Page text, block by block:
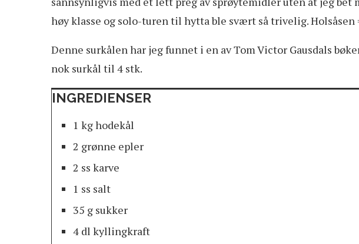
høy klasse og solo-turen til hytta ble svært så trivelig.
Denne surkålen har jeg funnet i en av Tom Victor Gausdals
nok surkål til 4 stk.
INGREDIENSER
1 kg hodekål
2 grønne epler
2 ss karve
1 ss salt
35 g sukker
4 dl kyllingkraft